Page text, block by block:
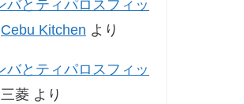
バとティパロスフィッ
Cebu Kitchen より
バとティパロスフィッ
三菱 より